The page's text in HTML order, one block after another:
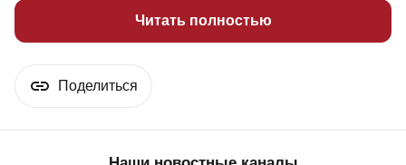
Читать полностью
Поделиться